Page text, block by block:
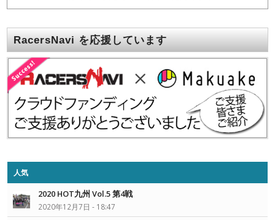
RacersNavi を応援しています
人気
2020 HOT九州 Vol.5 第4戦
2020年12月7日 - 18:47